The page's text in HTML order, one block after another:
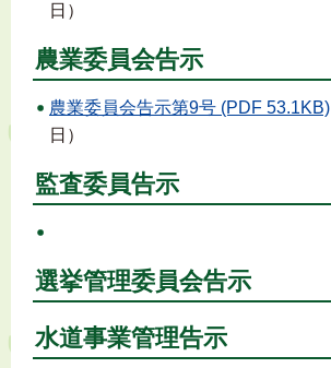
日）
農業委員会告示
農業委員会告示第9号 (PDF 53.1KB)
日）
監査委員告示
選挙管理委員会告示
水道事業管理告示